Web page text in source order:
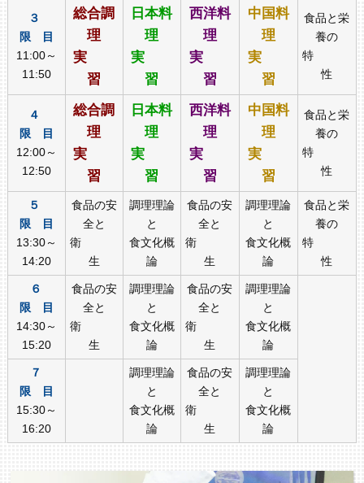
３
限 目
11:00～
11:50
総合調
理
実
習
日本料
理
実
習
西洋料
理
実
習
中国料
理
実
習
食品と栄
養の
特
性
４
限 目
12:00～
12:50
総合調
理
実
習
日本料
理
実
習
西洋料
理
実
習
中国料
理
実
習
食品と栄
養の
特
性
５
限 目
13:30～
14:20
食品の安
全と
衛
生
調理理論
と
食文化概
論
食品の安
全と
衛
生
調理理論
と
食文化概
論
食品と栄
養の
特
性
６
限 目
14:30～
15:20
食品の安
全と
衛
生
調理理論
と
食文化概
論
食品の安
全と
衛
生
調理理論
と
食文化概
論
７
限 目
15:30～
16:20
調理理論
と
食文化概
論
食品の安
全と
衛
生
調理理論
と
食文化概
論